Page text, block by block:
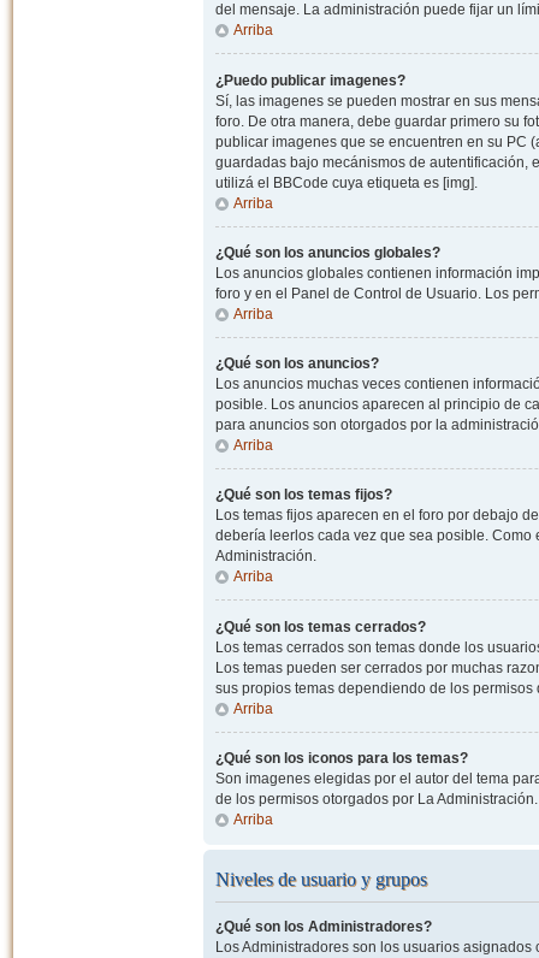
del mensaje. La administración puede fijar un
Arriba
¿Puedo publicar imagenes?
Sí, las imagenes se pueden mostrar en sus
foro. De otra manera, debe guardar primero su
publicar imagenes que se encuentren en su PC
guardadas bajo mecánismos de autentificación,
utilizá el BBCode cuya etiqueta es [img].
Arriba
¿Qué son los anuncios globales?
Los anuncios globales contienen información
foro y en el Panel de Control de Usuario. Los
Arriba
¿Qué son los anuncios?
Los anuncios muchas veces contienen
posible. Los anuncios aparecen al principio de
para anuncios son otorgados por la
Arriba
¿Qué son los temas fijos?
Los temas fijos aparecen en el foro por debajo
debería leerlos cada vez que sea posible.
Administración.
Arriba
¿Qué son los temas cerrados?
Los temas cerrados son temas donde los
Los temas pueden ser cerrados por muchas
sus propios temas dependiendo de los
Arriba
¿Qué son los iconos para los temas?
Son imagenes elegidas por el autor del tema
de los permisos otorgados por La Administración.
Arriba
Niveles de usuario y grupos
¿Qué son los Administradores?
Los Administradores son los usuarios